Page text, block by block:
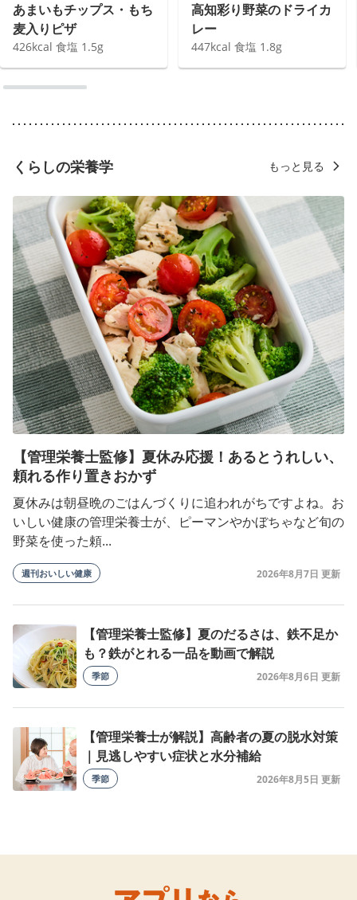
あまいもチップス・もち
麦入りピザ
426kcal 食塩 1.5g
高知彩り野菜のドライカ
レー
447kcal 食塩 1.8g
くらしの栄養学 もっと見る
【管理栄養士監修】夏休み応援！あるとうれしい、
頼れる作り置きおかず
夏休みは朝昼晩のごはんづくりに追われがちですよね。お
いしい健康の管理栄養士が、ピーマンやかぼちゃなど旬の
野菜を使った頼...
週刊おいしい健康 2026年8月7日
【管理栄養士監修】夏のだるさは、鉄不足か
も？鉄がとれる一品を動画で解説
季節 2026年8月6日
【管理栄養士が解説】高齢者の夏の脱水対策
｜見逃しやすい症状と水分補給
季節 2026年8月5日